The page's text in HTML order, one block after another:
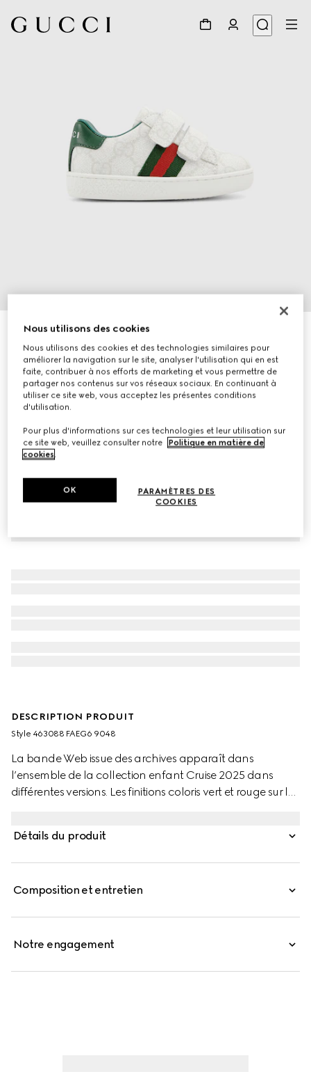
Baskets Ace pour tout-petit
CA$530
Déclinaisonstoile GG Supreme blanche
DESCRIPTION PRODUIT
Style ‎463088 FAEG6 9048
La bande Web issue des archives apparaît dans
l’ensemble de la collection enfant Cruise 2025 dans
différentes versions. Les finitions coloris vert et rouge sur les
aventure. Ces baskets Ace pour tout-petit,
Détails du produit
Composition et entretien
Notre engagement
Nous utilisons des cookies
Nous utilisons des cookies et des technologies similaires pour
améliorer la navigation sur le site, analyser l'utilisation qui en est
faite, contribuer à nos efforts de marketing et vous permettre de
partager nos contenus sur vos réseaux sociaux. En continuant à
utiliser ce site web, vous acceptez les présentes conditions
d'utilisation.
Pour plus d'informations sur ces technologies et leur utilisation sur
ce site web, veuillez consulter notre
Politique en matière de
cookies.
PARAMÈTRES DES
COOKIES
OK